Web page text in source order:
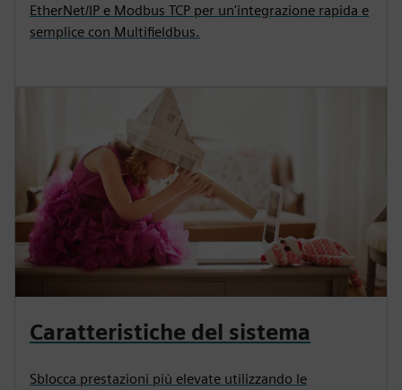
EtherNet/IP e Modbus TCP per un'integrazione rapida e
semplice con Multifieldbus.
Caratteristiche del sistema
Sblocca prestazioni più elevate utilizzando le